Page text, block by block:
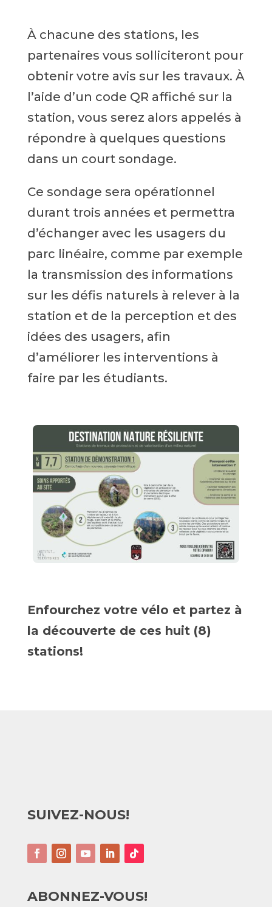
À chacune des stations, les
partenaires vous solliciteront pour
obtenir votre avis sur les travaux. À
l’aide d’un code QR affiché sur la
station, vous serez alors appelés à
répondre à quelques questions
dans un court sondage.
Ce sondage sera opérationnel
durant trois années et permettra
d’échanger avec les usagers du
parc linéaire, comme par exemple
la transmission des informations
sur les défis naturels à relever à la
station et de la perception et des
idées des usagers, afin
d’améliorer les interventions à
faire par les étudiants.
Enfourchez votre vélo et partez à
la découverte de ces huit (8)
stations!
SUIVEZ-NOUS!
ABONNEZ-VOUS!